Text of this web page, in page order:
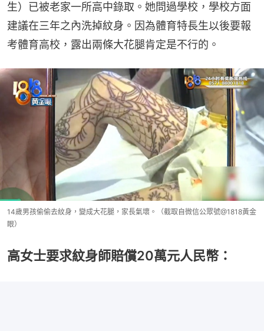
生）已被老家一所高中錄取。她問過學校，學校方面
建議在三年之內洗掉紋身。因為體育特長生以後要報
考體育高校，露出兩條大花腿肯定是不行的。
14歲男孩偷偷去紋身，變成大花腿，家長氣壞。（截取自微信公眾號@1818黃金
眼）
高女士要求紋身師賠償20萬元人民幣：